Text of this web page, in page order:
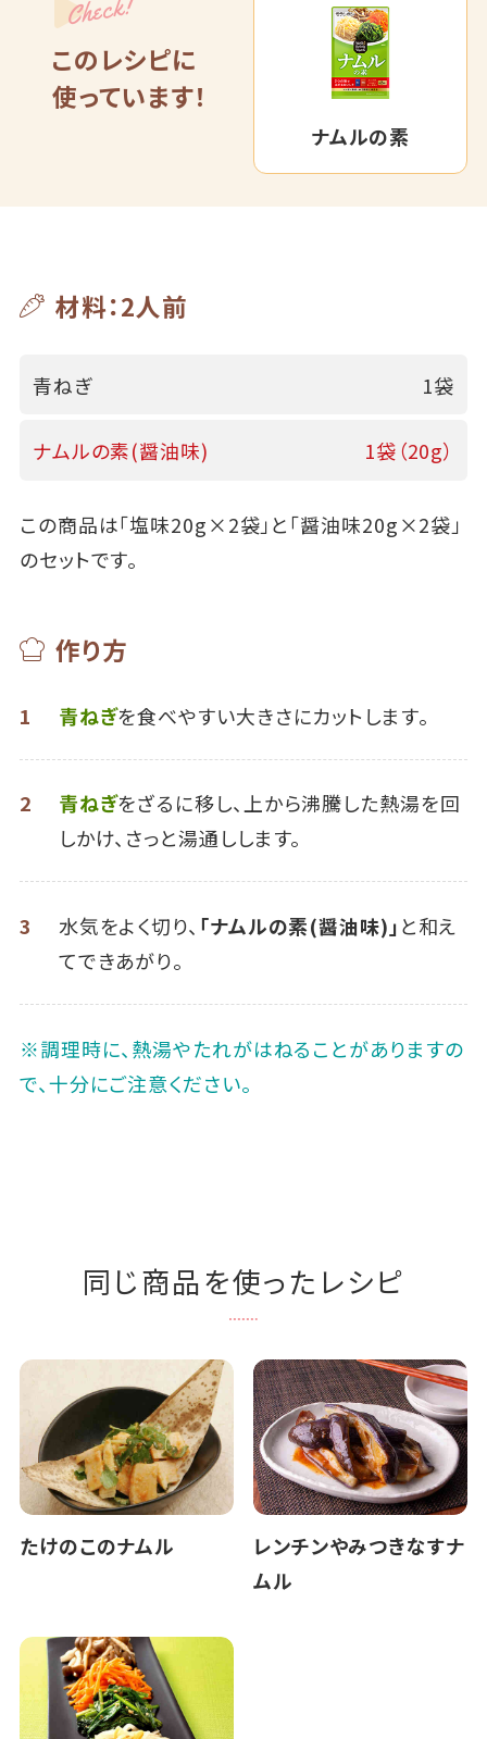
Check!
このレシピに
使っています！
ナムルの素
材料：2人前
青ねぎ 1袋
ナムルの素(醤油味) 1袋（20g）
この商品は「塩味20g×2袋」と「醤油味20g×2袋」
のセットです。
作り方
1 青ねぎを食べやすい大きさにカットします。
2 青ねぎをざるに移し、上から沸騰した熱湯を回
しかけ、さっと湯通しします。
3 水気をよく切り、 「ナムルの素(醤油味)」と和え
てできあがり。
※調理時に、熱湯やたれがはねることがありますの
で、十分にご注意ください。
同じ商品を使ったレシピ
たけのこのナムル
レンチンやみつきなすナ
ムル